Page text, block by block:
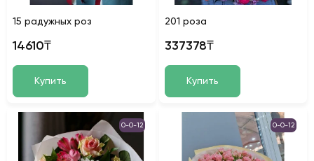
15 радужных роз
14610₸
Купить
201 роза
337378₸
Купить
0-0-12 0-0-12